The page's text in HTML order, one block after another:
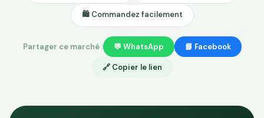
🛍️ Commandez facilement
Partager ce marché : 💬 WhatsApp 📘 Facebook
🔗 Copier le lien